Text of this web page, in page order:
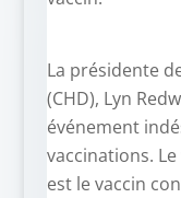
La présidente
(CHD), Lyn
événement
vaccinations.
est le vaccin